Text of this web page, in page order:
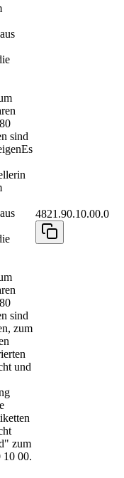
sind
Es
sind
zum
und
zum
00.
4821.90.10.00.0